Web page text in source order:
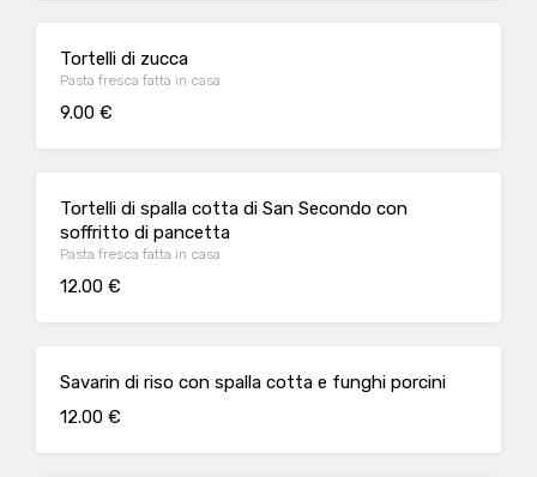
Tortelli di zucca
Pasta fresca fatta in casa
9.00 €
Tortelli di spalla cotta di San Secondo con
soffritto di pancetta
Pasta fresca fatta in casa
12.00 €
Savarin di riso con spalla cotta e funghi porcini
12.00 €